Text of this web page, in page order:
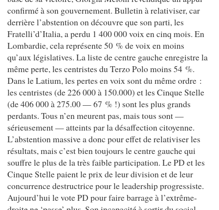
confirmé à son gouvernement. Bulletin à relativiser, car
derrière l’abstention on découvre que son parti, les
Fratelli’d’Italia, a perdu 1 400 000 voix en cinq mois. En
Lombardie, cela représente 50 % de voix en moins
qu’aux législatives. La liste de centre gauche enregistre la
même perte, les centristes du Terzo Polo moins 54 %.
Dans le Latium, les pertes en voix sont du même ordre :
les centristes (de 226 000 à 150.000) et les Cinque Stelle
(de 406 000 à 275.00 — 67 % !) sont les plus grands
perdants. Tous n’en meurent pas, mais tous sont —
sérieusement — atteints par la désaffection citoyenne.
L’abstention massive a donc pour effet de relativiser les
résultats, mais c’est bien toujours le centre gauche qui
souffre le plus de la très faible participation. Le PD et les
Cinque Stelle paient le prix de leur division et de leur
concurrence destructrice pour le leadership progressiste.
Aujourd’hui le vote PD pour faire barrage à l’extrême-